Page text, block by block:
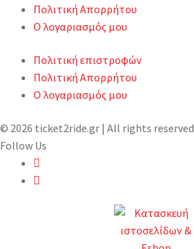
Πολιτική Απορρήτου
Ο λογαριασμός μου
Πολιτική επιστροφών
Πολιτική Απορρήτου
Ο λογαριασμός μου
© 2026 ticket2ride.gr | All rights reserved
Follow Us